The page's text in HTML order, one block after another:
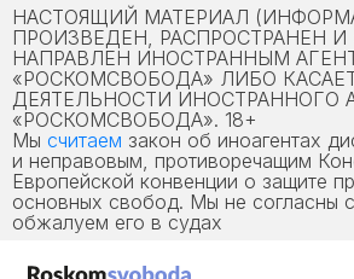
НАСТОЯЩИЙ МАТЕРИАЛ
ПРОИЗВЕДЕН, РАСПРОСТРАНЕН И
НАПРАВЛЕН ИНОСТРАННЫМ
«РОСКОМСВОБОДА» ЛИБО
ДЕЯТЕЛЬНОСТИ ИНОСТРАННОГО
«РОСКОМСВОБОДА». 18+
Мы считаем закон об иноагентах
и неправовым, противоречащим
Европейской конвенции о защите
основных свобод. Мы не согласны
обжалуем его в судах